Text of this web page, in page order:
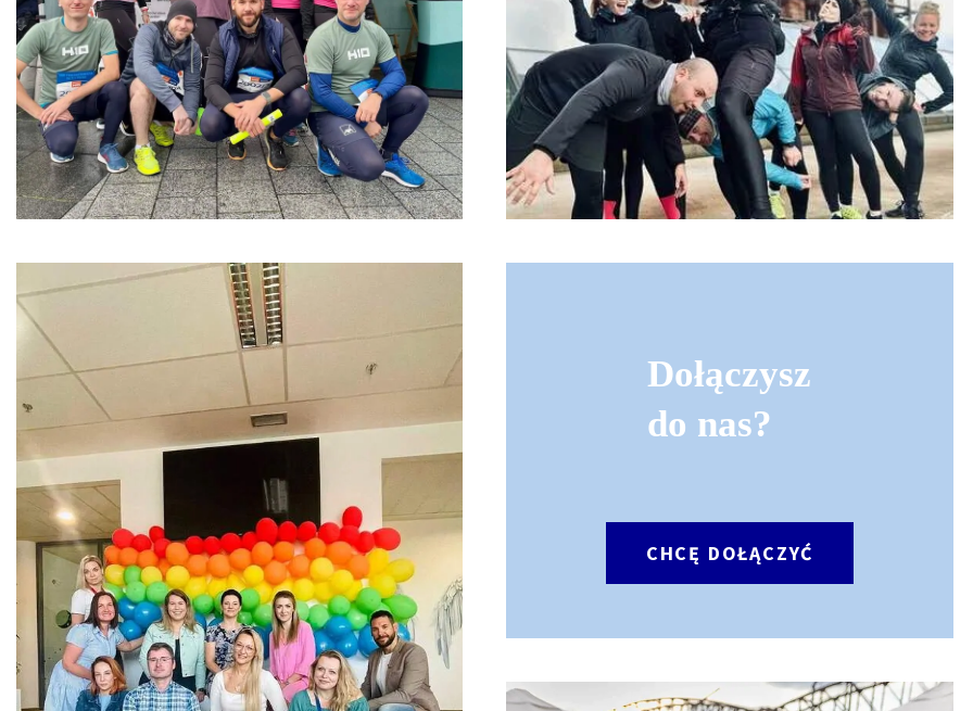
Dołączysz
do nas?
CHCĘ DOŁĄCZYĆ